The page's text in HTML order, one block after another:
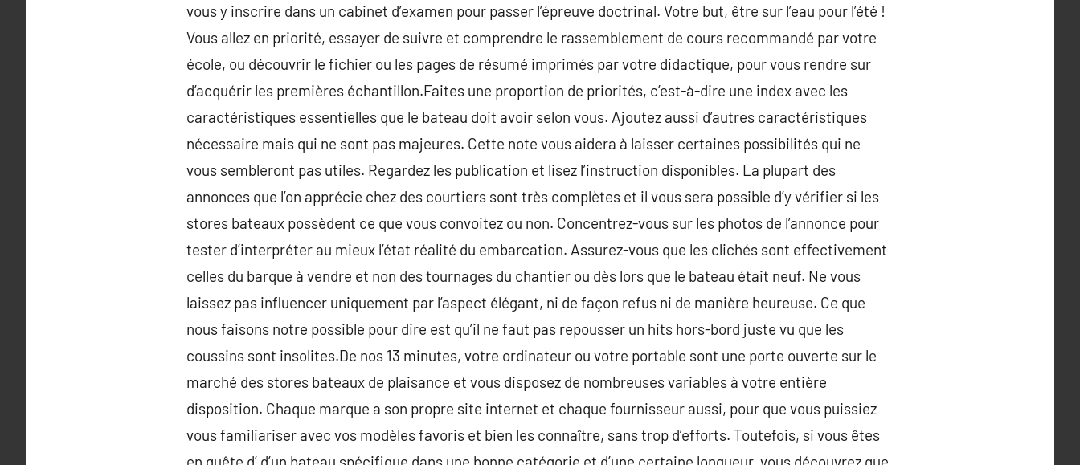
vous y inscrire dans un cabinet d’examen pour passer l’épreuve doctrinal. Votre but, être sur l’eau pour l’été !
Vous allez en priorité, essayer de suivre et comprendre le rassemblement de cours recommandé par votre
école, ou découvrir le fichier ou les pages de résumé imprimés par votre didactique, pour vous rendre sur
d’acquérir les premières échantillon.Faites une proportion de priorités, c’est-à-dire une index avec les
caractéristiques essentielles que le bateau doit avoir selon vous. Ajoutez aussi d’autres caractéristiques
nécessaire mais qui ne sont pas majeures. Cette note vous aidera à laisser certaines possibilités qui ne
vous sembleront pas utiles. Regardez les publication et lisez l’instruction disponibles. La plupart des
annonces que l’on apprécie chez des courtiers sont très complètes et il vous sera possible d’y vérifier si les
stores bateaux possèdent ce que vous convoitez ou non. Concentrez-vous sur les photos de l’annonce pour
tester d’interpréter au mieux l’état réalité du embarcation. Assurez-vous que les clichés sont effectivement
celles du barque à vendre et non des tournages du chantier ou dès lors que le bateau était neuf. Ne vous
laissez pas influencer uniquement par l’aspect élégant, ni de façon refus ni de manière heureuse. Ce que
nous faisons notre possible pour dire est qu’il ne faut pas repousser un hits hors-bord juste vu que les
coussins sont insolites.De nos 13 minutes, votre ordinateur ou votre portable sont une porte ouverte sur le
marché des stores bateaux de plaisance et vous disposez de nombreuses variables à votre entière
disposition. Chaque marque a son propre site internet et chaque fournisseur aussi, pour que vous puissiez
vous familiariser avec vos modèles favoris et bien les connaître, sans trop d’efforts. Toutefois, si vous êtes
en quête d’ d’un bateau spécifique dans une bonne catégorie et d’une certaine longueur, vous découvrez que